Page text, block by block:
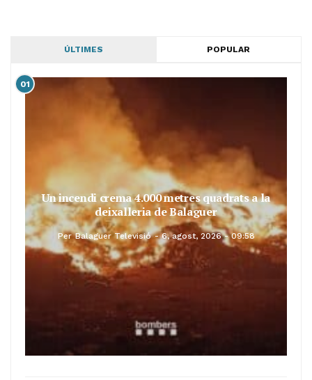
ÚLTIMES POPULAR
01
Un incendi crema 4.000 metres quadrats a la
deixalleria de Balaguer
Per Balaguer Televisió 6, agost, 2026 - 09:58